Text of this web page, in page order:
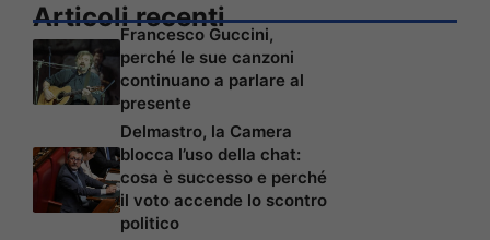
Articoli recenti
Francesco Guccini,
perché le sue canzoni
continuano a parlare al
presente
Delmastro, la Camera
blocca l’uso della chat:
cosa è successo e perché
il voto accende lo scontro
politico